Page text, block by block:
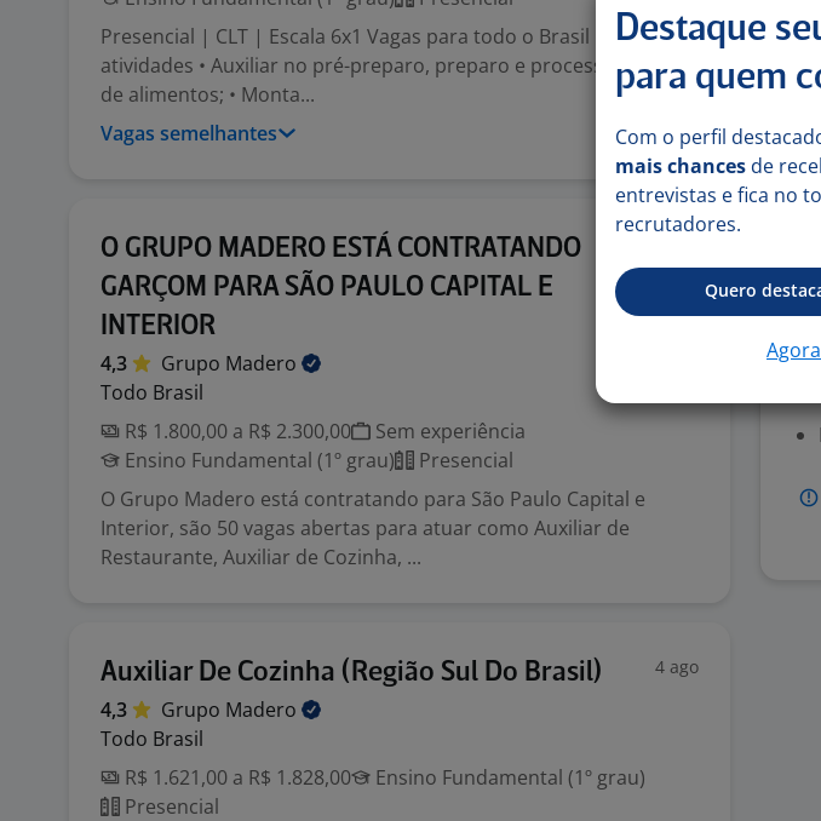
Presencial | CLT | Escala 6x1 Vagas para todo o Brasil Principais
atividades • Auxiliar no pré-preparo, preparo e processamento
de alimentos; • Monta...
Vagas semelhantes
O GRUPO MADERO ESTÁ CONTRATANDO
GARÇOM PARA SÃO PAULO CAPITAL E
INTERIOR
4,3 Grupo Madero
Todo Brasil
R$ 1.800,00 a R$ 2.300,00
Sem experiência
Ensino Fundamental (1º grau)
Presencial
O Grupo Madero está contratando para São Paulo Capital e
Interior, são 50 vagas abertas para atuar como Auxiliar de
Restaurante, Auxiliar de Cozinha, ...
Auxiliar De Cozinha (Região Sul Do Brasil) 4 ago
4,3 Grupo Madero
Todo Brasil
R$ 1.621,00 a R$ 1.828,00
Ensino Fundamental (1º grau)
Presencial
Destaque
para quem
Com o perfil
mais chances de
entrevistas e fica no
recrutadores.
Quero